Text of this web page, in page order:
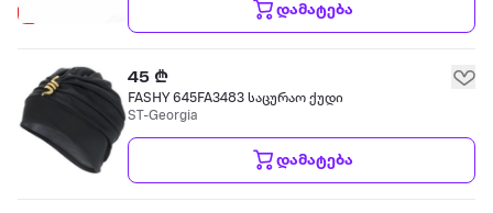
დამატება
45 ₾
FASHY 645FA3483 საცურაო ქუდი
ST-Georgia
დამატება